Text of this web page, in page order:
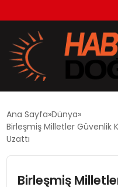
EKONOMİ
Ana Sayfa Dünya
Birleşmiş Milletler Güvenlik
Uzattı
Birleşmiş